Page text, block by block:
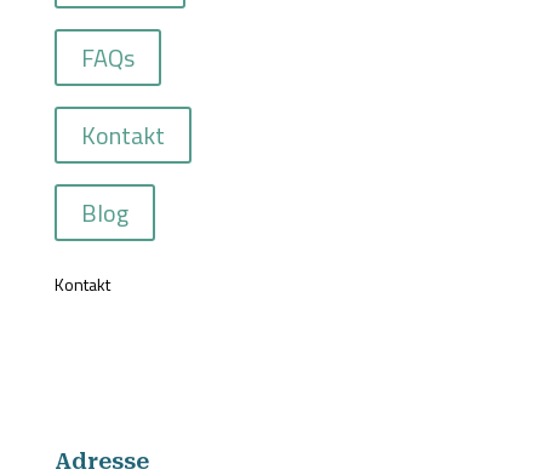
FAQs
Kontakt
Blog
Kontakt
Adresse